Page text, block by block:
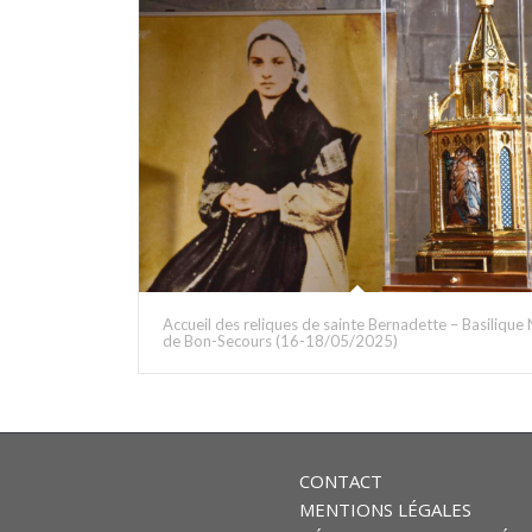
Accueil des reliques de sainte Bernadette – Basilique
de Bon-Secours (16-18/05/2025)
CONTACT
MENTIONS LÉGALES